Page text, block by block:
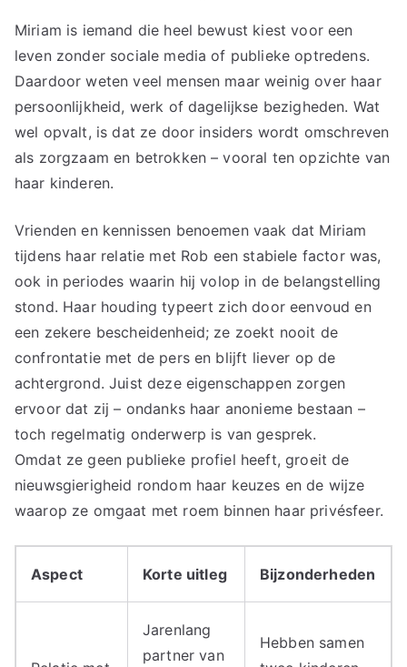
Miriam is iemand die heel bewust kiest voor een
leven zonder sociale media of publieke optredens.
Daardoor weten veel mensen maar weinig over haar
persoonlijkheid, werk of dagelijkse bezigheden. Wat
wel opvalt, is dat ze door insiders wordt omschreven
als zorgzaam en betrokken – vooral ten opzichte van
haar kinderen.
Vrienden en kennissen benoemen vaak dat Miriam
tijdens haar relatie met Rob een stabiele factor was,
ook in periodes waarin hij volop in de belangstelling
stond. Haar houding typeert zich door eenvoud en
een zekere bescheidenheid; ze zoekt nooit de
confrontatie met de pers en blijft liever op de
achtergrond. Juist deze eigenschappen zorgen
ervoor dat zij – ondanks haar anonieme bestaan –
toch regelmatig onderwerp is van gesprek.
Omdat ze geen publieke profiel heeft, groeit de
nieuwsgierigheid rondom haar keuzes en de wijze
waarop ze omgaat met roem binnen haar privésfeer.
Aspect Korte uitleg Bijzonderheden
Jarenlang
partner van
Hebben samen